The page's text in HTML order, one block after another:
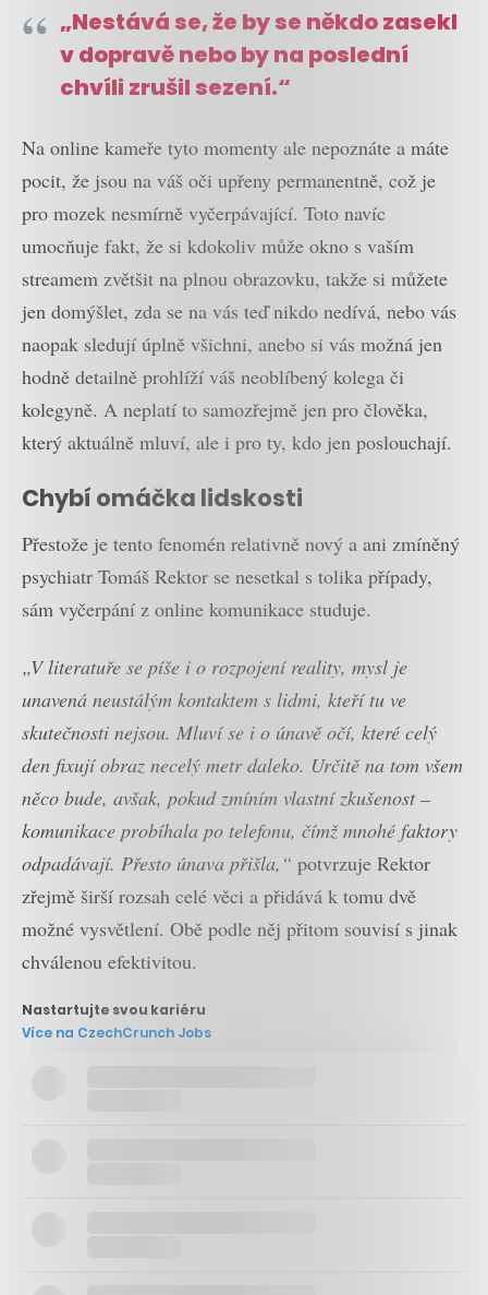
„Nestává se, že by se někdo zasekl
v dopravě nebo by na poslední
chvíli zrušil sezení.“
Na online kameře tyto momenty ale nepoznáte a máte
pocit, že jsou na váš oči upřeny permanentně, což je
pro mozek nesmírně vyčerpávající. Toto navíc
umocňuje fakt, že si kdokoliv může okno s vaším
streamem zvětšit na plnou obrazovku, takže si můžete
jen domýšlet, zda se na vás teď nikdo nedívá, nebo vás
naopak sledují úplně všichni, anebo si vás možná jen
hodně detailně prohlíží váš neoblíbený kolega či
kolegyně. A neplatí to samozřejmě jen pro člověka,
který aktuálně mluví, ale i pro ty, kdo jen poslouchají.
Chybí omáčka lidskosti
Přestože je tento fenomén relativně nový a ani zmíněný
psychiatr Tomáš Rektor se nesetkal s tolika případy,
sám vyčerpání z online komunikace studuje.
„V literatuře se píše i o rozpojení reality, mysl je
unavená neustálým kontaktem s lidmi, kteří tu ve
skutečnosti nejsou. Mluví se i o únavě očí, které celý
den fixují obraz necelý metr daleko. Určitě na tom všem
něco bude, avšak, pokud zmíním vlastní zkušenost –
komunikace probíhala po telefonu, čímž mnohé faktory
odpadávají. Přesto únava přišla,“ potvrzuje Rektor
zřejmě širší rozsah celé věci a přidává k tomu dvě
možné vysvětlení. Obě podle něj přitom souvisí s jinak
chválenou efektivitou.
Nastartujte svou kariéru
Více na CzechCrunch Jobs